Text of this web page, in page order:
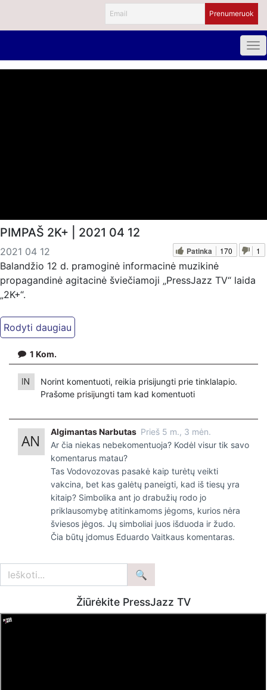
PIMPAŠ 2K+ | 2021 04 12
2021 04 12 Patinka 170 1
Balandžio 12 d. pramoginė informacinė muzikinė
propagandinė agitacinė šviečiamoji „PressJazz TV“ laida
„2K+“.
1 Kom.
Norint komentuoti, reikia prisijungti prie tinklalapio.
Prašome prisijungti tam kad komentuoti
Algimantas Narbutas Prieš 5 m., 3 mėn.
Ar čia niekas nebekomentuoja? Kodėl visur tik savo
komentarus matau?
Tas Vodovozovas pasakė kaip turėtų veikti
vakcina, bet kas galėtų paneigti, kad iš tiesų yra
kitaip? Simbolika ant jo drabužių rodo jo
priklausomybę atitinkamoms jėgoms, kurios nėra
šviesos jėgos. Jų simboliai juos išduoda ir žudo.
Čia būtų įdomus Eduardo Vaitkaus komentaras.
Žiūrėkite PressJazz TV